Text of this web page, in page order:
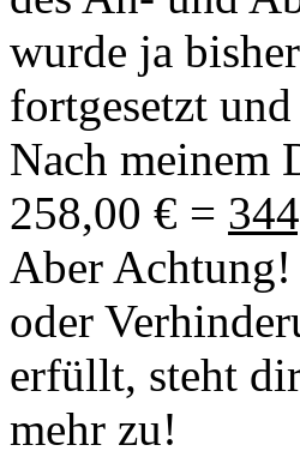
wurde ja
fortgesetzt
Nach meinem
258,00 € =
Aber Achtung!
oder
erfüllt, steht
mehr zu!